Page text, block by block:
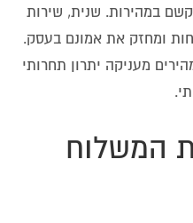
במהירות. שנית, שירות
ומחזק את אמונם בעסק.
מעניקה יתרון תחרותי
המשלוח